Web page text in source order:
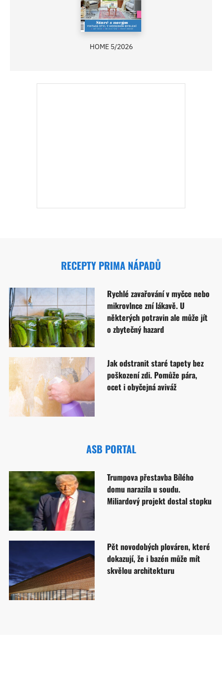
HOME 5/2026
RECEPTY PRIMA NÁPADŮ
Rychlé zavařování v myčce nebo
mikrovlnce zní lákavě. U
některých potravin ale může jít
o zbytečný hazard
Jak odstranit staré tapety bez
poškození zdi. Pomůže pára,
ocet i obyčejná aviváž
ASB PORTAL
Trumpova přestavba Bílého
domu narazila u soudu.
Miliardový projekt dostal stopku
Pět novodobých plováren, které
dokazují, že i bazén může mít
skvělou architekturu